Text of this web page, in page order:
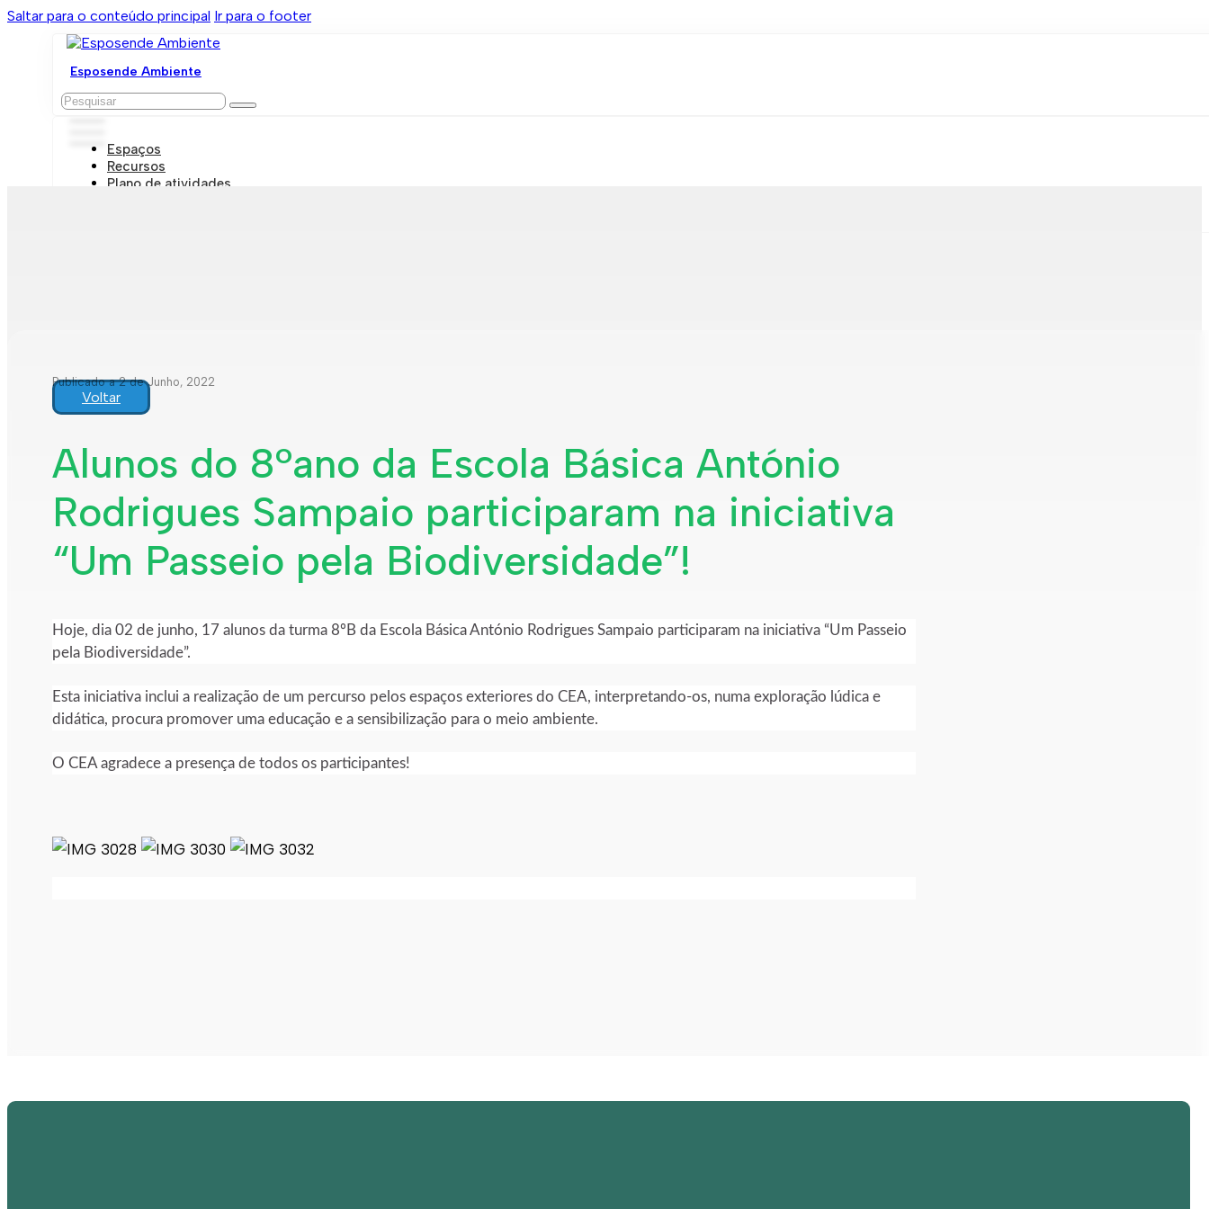
Saltar para o conteúdo principal Ir para o footer
Esposende Ambiente
Pesquisar
Espaços
Recursos
Plano de atividades
Publicado a 2 de Junho, 2022
Voltar
Alunos do 8ºano da Escola Básica António
Rodrigues Sampaio participaram na iniciativa
“Um Passeio pela Biodiversidade”!
Hoje, dia 02 de junho, 17 alunos da turma 8ºB da Escola Básica António Rodrigues Sampaio participaram na iniciativa “Um Passeio
pela Biodiversidade”.
Esta iniciativa inclui a realização de um percurso pelos espaços exteriores do CEA, interpretando-os, numa exploração lúdica e
didática, procura promover uma educação e a sensibilização para o meio ambiente.
O CEA agradece a presença de todos os participantes!